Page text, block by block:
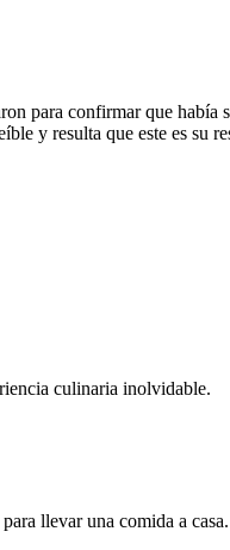
para confirmar que había
y resulta que este es su
culinaria inolvidable.
llevar una comida a casa.